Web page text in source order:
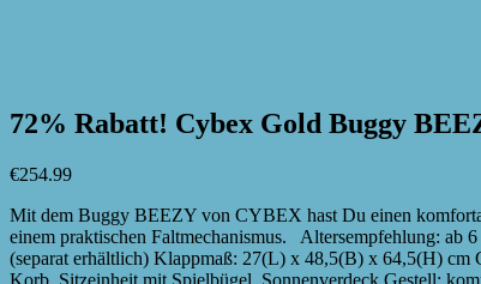
72% Rabatt! Cybex Gold Buggy
€254.99
Mit dem Buggy BEEZY von CYBEX hast Du einen
einem praktischen Faltmechanismus. Altersempfehlung: ab
(separat erhältlich) Klappmaß: 27(L) x 48,5(B) x 64,5(H) cm
Korb, Sitzeinheit mit Spielbügel, Sonnenverdeck Gestell: